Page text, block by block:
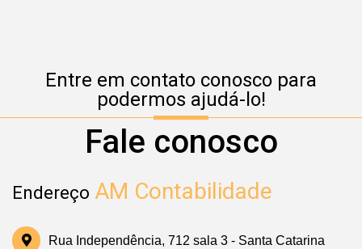
Entre em contato conosco para
podermos ajudá-lo!
Fale conosco
Endereço AM Contabilidade
Rua Independência, 712 sala 3 - Santa Catarina